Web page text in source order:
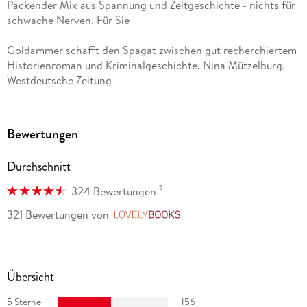
Packender Mix aus Spannung und Zeitgeschichte - nichts für
schwache Nerven. Für Sie
Goldammer schafft den Spagat zwischen gut recherchiertem
Historienroman und Kriminalgeschichte. Nina Mützelburg,
Westdeutsche Zeitung
abgebrühte, aber auch anspruchsvolle Thrillerfans. Wiener
Zeitung
Das Schreiben ist seine große Leidenschaft, die er als
Ausgleich braucht. Wenn so etwas Gutes wie Der Angstmann
dabei herauskommt, dann gerne mehr davon. Oliver Steuck,
WDR 2
Bewertungen
Durchschnitt
324 Bewertungen15
321 Bewertungen von
Übersicht
5 Sterne
156